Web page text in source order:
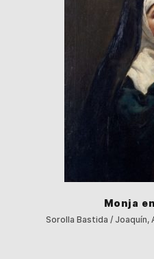
Monja
Sorolla Bastida / Joaquín,